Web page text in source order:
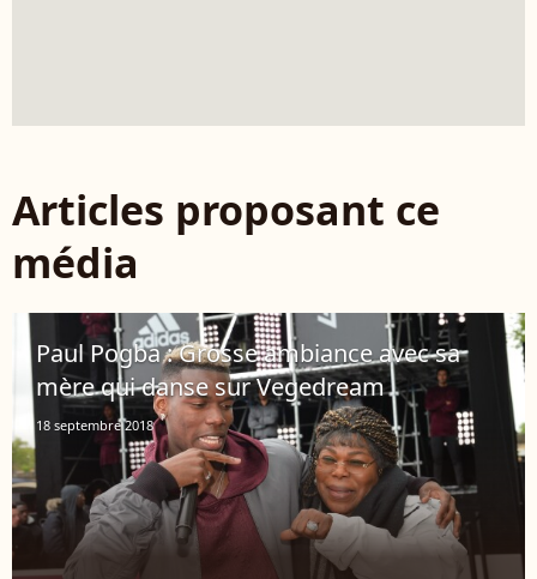
Articles proposant ce
média
Paul Pogba : Grosse ambiance avec sa
mère qui danse sur Vegedream
18 septembre 2018